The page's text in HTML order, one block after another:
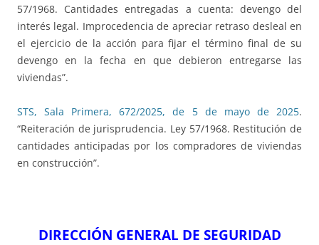
57/1968. Cantidades entregadas a cuenta: devengo del
interés legal. Improcedencia de apreciar retraso desleal en
el ejercicio de la acción para fijar el término final de su
devengo en la fecha en que debieron entregarse las
viviendas”.
STS, Sala Primera, 672/2025, de 5 de mayo de 2025.
“Reiteración de jurisprudencia. Ley 57/1968. Restitución de
cantidades anticipadas por los compradores de viviendas
en construcción”.
DIRECCIÓN GENERAL DE SEGURIDAD